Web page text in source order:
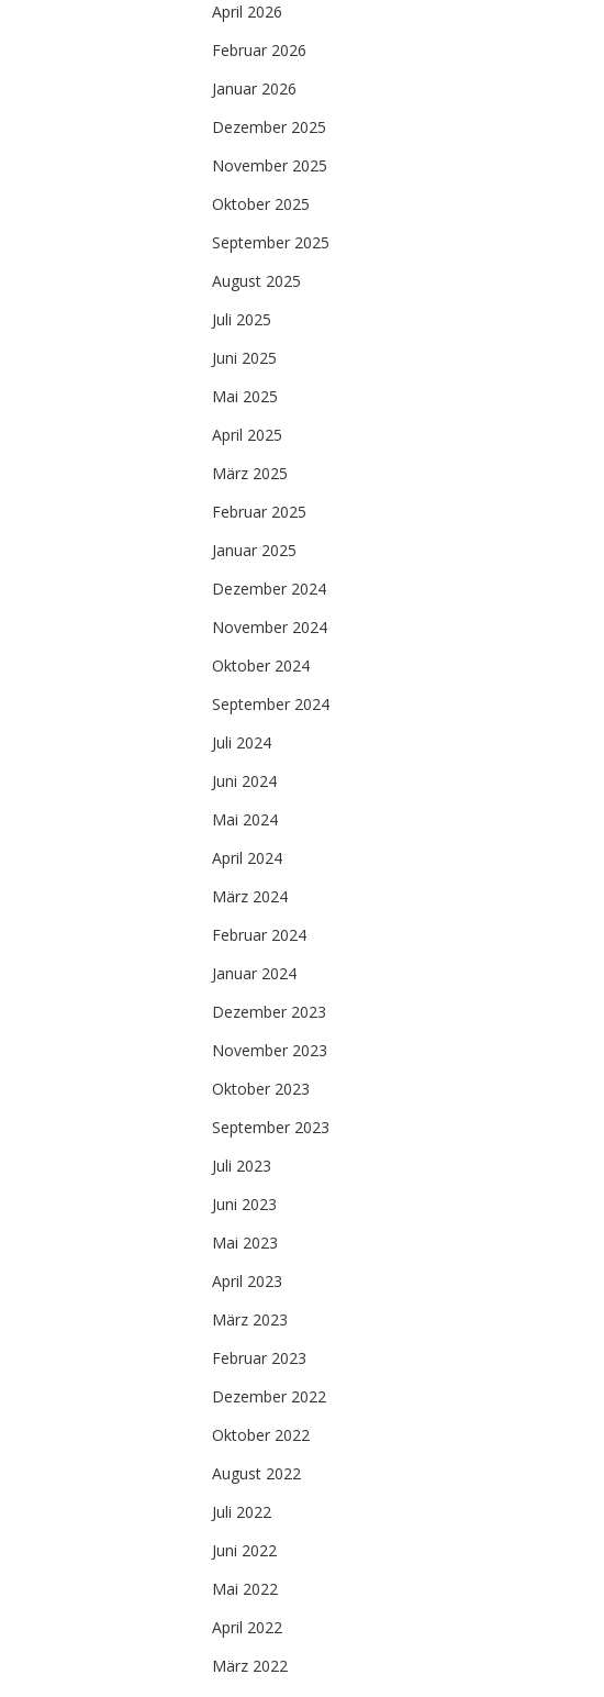
April 2026
Februar 2026
Januar 2026
Dezember 2025
November 2025
Oktober 2025
September 2025
August 2025
Juli 2025
Juni 2025
Mai 2025
April 2025
März 2025
Februar 2025
Januar 2025
Dezember 2024
November 2024
Oktober 2024
September 2024
Juli 2024
Juni 2024
Mai 2024
April 2024
März 2024
Februar 2024
Januar 2024
Dezember 2023
November 2023
Oktober 2023
September 2023
Juli 2023
Juni 2023
Mai 2023
April 2023
März 2023
Februar 2023
Dezember 2022
Oktober 2022
August 2022
Juli 2022
Juni 2022
Mai 2022
April 2022
März 2022